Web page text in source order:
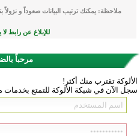
ملاحظة: يمكنك ترتيب البيانات صعوداً و نزولاً
للإبلاغ عن رابط لا
مرحباً
الألوكة تقترب منك أكثر!
سجل الآن في شبكة الألوكة للتمتع بخدمات